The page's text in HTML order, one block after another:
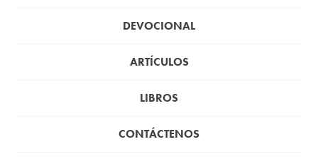
DEVOCIONAL
ARTÍCULOS
LIBROS
CONTÁCTENOS